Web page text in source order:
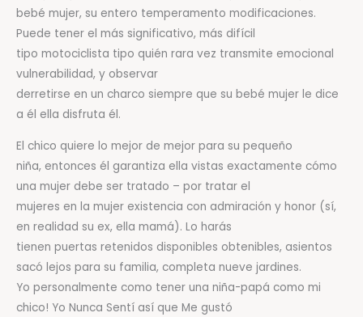
bebé mujer, su entero temperamento modificaciones.
Puede tener el más significativo, más difícil
tipo motociclista tipo quién rara vez transmite emocional
vulnerabilidad, y observar
derretirse en un charco siempre que su bebé mujer le dice
a él ella disfruta él.
El chico quiere lo mejor de mejor para su pequeño
niña, entonces él garantiza ella vistas exactamente cómo
una mujer debe ser tratado – por tratar el
mujeres en la mujer existencia con admiración y honor (sí,
en realidad su ex, ella mamá). Lo harás
tienen puertas retenidos disponibles obtenibles, asientos
sacó lejos para su familia, completa nueve jardines.
Yo personalmente como tener una niña-papá como mi
chico! Yo Nunca Sentí así que Me gustó